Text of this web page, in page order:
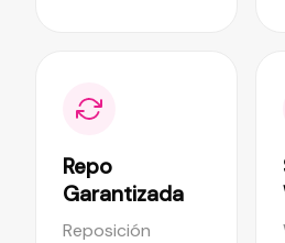
Repo
Garantizada
Reposición